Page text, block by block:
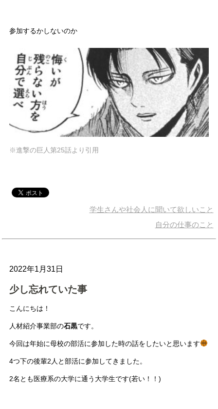
参加するかしないのか
※進撃の巨人第25話より引用
学生さんや社会人に聞いて欲しいこと
自分の仕事のこと
2022年1月31日
少し忘れていた事
こんにちは！
人材紹介事業部の石黒です。
今回は年始に母校の部活に参加した時の話をしたいと思います
4つ下の後輩2人と部活に参加してきました。
2名とも医療系の大学に通う大学生です(若い！！)